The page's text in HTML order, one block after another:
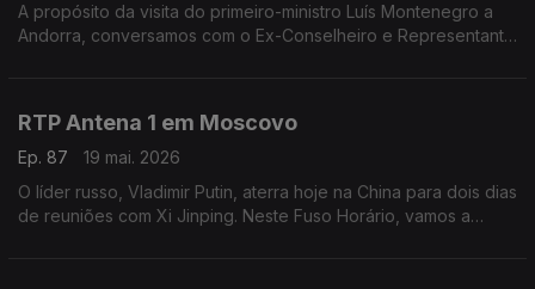
A propósito da visita do primeiro-ministro Luís Montenegro a
Andorra, conversamos com o Ex-Conselheiro e Representante
RTP Antena 1 em Moscovo
Ep. 87
19 mai. 2026
O líder russo, Vladimir Putin, aterra hoje na China para dois dias
de reuniões com Xi Jinping. Neste Fuso Horário, vamos a